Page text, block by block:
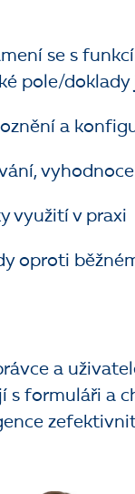
se s
pole/doklady
a
využití v praxi
oproti
a
s formuláři a